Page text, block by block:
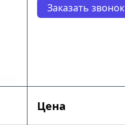
Заказать звонок
Цена